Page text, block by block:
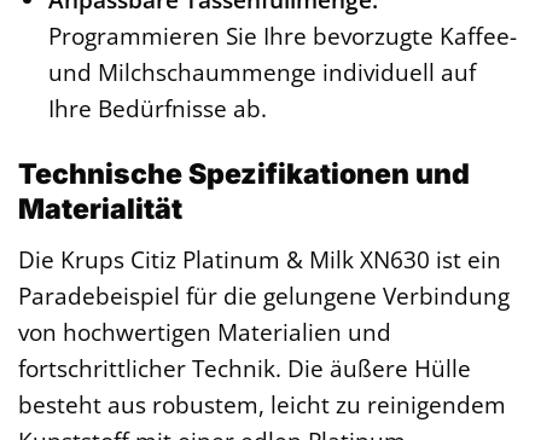
Programmieren Sie Ihre bevorzugte Kaffee-
und Milchschaummenge individuell auf
Ihre Bedürfnisse ab.
Technische Spezifikationen und
Materialität
Die Krups Citiz Platinum & Milk XN630 ist ein
Paradebeispiel für die gelungene Verbindung
von hochwertigen Materialien und
fortschrittlicher Technik. Die äußere Hülle
besteht aus robustem, leicht zu reinigendem